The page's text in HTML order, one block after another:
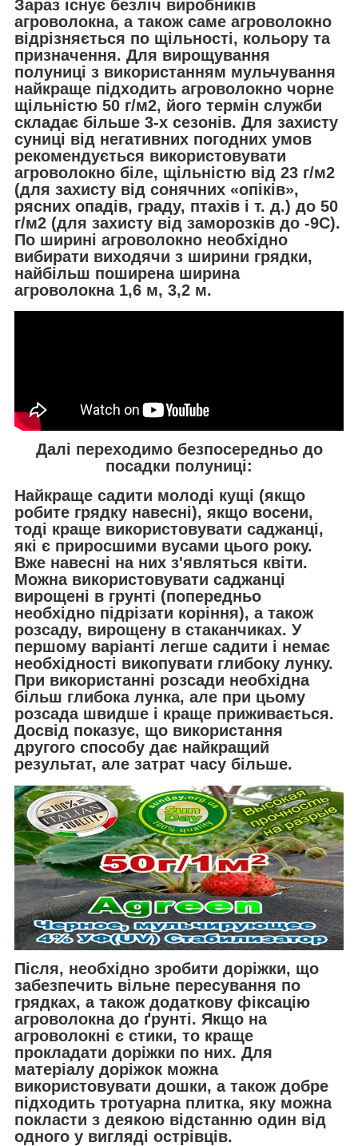
Зараз існує безліч виробників
агроволокна, а також саме агроволокно
відрізняється по щільності, кольору та
призначення. Для вирощування
полуниці з використанням мульчування
найкраще підходить агроволокно чорне
щільністю 50 г/м2, його термін служби
складає більше 3-х сезонів. Для захисту
суниці від негативних погодних умов
рекомендується використовувати
агроволокно біле, щільністю від 23 г/м2
(для захисту від сонячних «опіків»,
рясних опадів, граду, птахів і т. д.) до 50
г/м2 (для захисту від заморозків до -9С).
По ширині агроволокно необхідно
вибирати виходячи з ширини грядки,
найбільш поширена ширина
агроволокна 1,6 м, 3,2 м.
Далі переходимо безпосередньо до
посадки полуниці:
Найкраще садити молоді кущі (якщо
робите грядку навесні), якщо восени,
тоді краще використовувати саджанці,
які є приросшими вусами цього року.
Вже навесні на них з'являться квіти.
Можна використовувати саджанці
вирощені в грунті (попередньо
необхідно підрізати коріння), а також
розсаду, вирощену в стаканчиках. У
першому варіанті легше садити і немає
необхідності викопувати глибоку лунку.
При використанні розсади необхідна
більш глибока лунка, але при цьому
розсада швидше і краще приживається.
Досвід показує, що використання
другого способу дає найкращий
результат, але затрат часу більше.
Після, необхідно зробити доріжки, що
забезпечить вільне пересування по
грядках, а також додаткову фіксацію
агроволокна до ґрунті. Якщо на
агроволокні є стики, то краще
прокладати доріжки по них. Для
матеріалу доріжок можна
використовувати дошки, а також добре
підходить тротуарна плитка, яку можна
покласти з деякою відстанню один від
одного у вигляді острівців.